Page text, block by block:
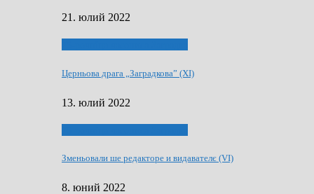
21. юлий 2022
Церньова драга „Заградкова” (XI)
13. юлий 2022
Зменьовали ше редакторе и видавателє (VI)
8. юний 2022